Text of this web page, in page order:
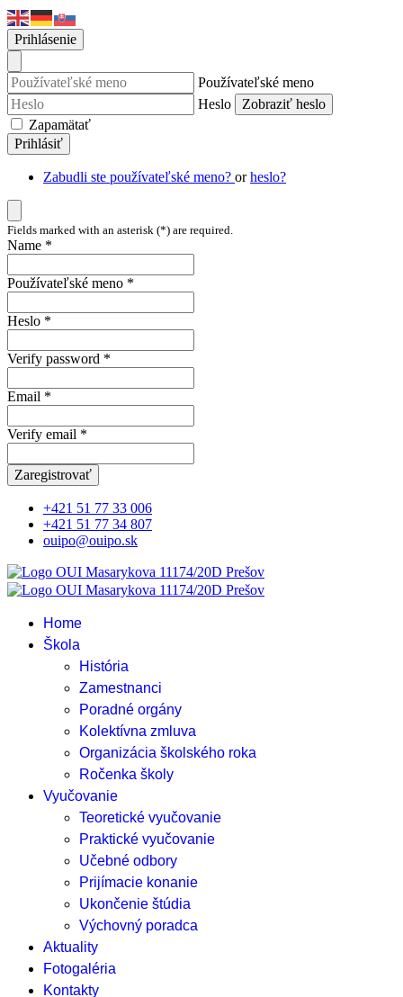
Prihlásenie
Používateľské meno
Heslo
Zobraziť heslo
Zapamätať
Prihlásiť
Zabudli ste používateľské meno? orheslo?
Fields marked with an asterisk (*) are required.
Name *
Používateľské meno *
Heslo *
Verify password *
Email *
Verify email *
Zaregistrovať
+421 51 77 33 006
+421 51 77 34 807
ouipo@ouipo.sk
Home
Škola
História
Zamestnanci
Poradné orgány
Kolektívna zmluva
Organizácia školského roka
Ročenka školy
Vyučovanie
Teoretické vyučovanie
Praktické vyučovanie
Učebné odbory
Prijímacie konanie
Ukončenie štúdia
Výchovný poradca
Aktuality
Fotogaléria
Kontakty